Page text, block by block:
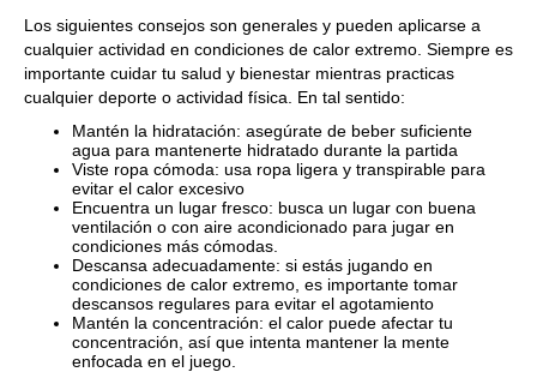
Los siguientes consejos son generales y pueden aplicarse a
cualquier actividad en condiciones de calor extremo. Siempre es
importante cuidar tu salud y bienestar mientras practicas
cualquier deporte o actividad física. En tal sentido:
Mantén la hidratación: asegúrate de beber suficiente
agua para mantenerte hidratado durante la partida
Viste ropa cómoda: usa ropa ligera y transpirable para
evitar el calor excesivo
Encuentra un lugar fresco: busca un lugar con buena
ventilación o con aire acondicionado para jugar en
condiciones más cómodas.
Descansa adecuadamente: si estás jugando en
condiciones de calor extremo, es importante tomar
descansos regulares para evitar el agotamiento
Mantén la concentración: el calor puede afectar tu
concentración, así que intenta mantener la mente
enfocada en el juego.